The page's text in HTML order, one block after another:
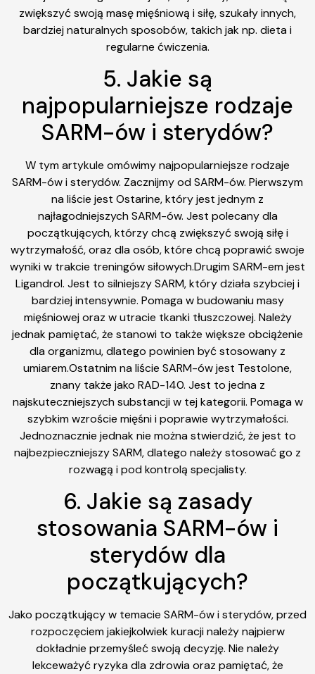
zwiększyć swoją masę mięśniową i siłę, szukały innych,
bardziej naturalnych sposobów, takich jak np. dieta i
regularne ćwiczenia.
5. Jakie są
najpopularniejsze rodzaje
SARM-ów i sterydów?
W tym artykule omówimy najpopularniejsze rodzaje
SARM-ów i sterydów. Zacznijmy od SARM-ów. Pierwszym
na liście jest Ostarine, który jest jednym z
najłagodniejszych SARM-ów. Jest polecany dla
początkujących, którzy chcą zwiększyć swoją siłę i
wytrzymałość, oraz dla osób, które chcą poprawić swoje
wyniki w trakcie treningów siłowych.Drugim SARM-em jest
Ligandrol. Jest to silniejszy SARM, który działa szybciej i
bardziej intensywnie. Pomaga w budowaniu masy
mięśniowej oraz w utracie tkanki tłuszczowej. Należy
jednak pamiętać, że stanowi to także większe obciążenie
dla organizmu, dlatego powinien być stosowany z
umiarem.Ostatnim na liście SARM-ów jest Testolone,
znany także jako RAD-140. Jest to jedna z
najskuteczniejszych substancji w tej kategorii. Pomaga w
szybkim wzroście mięśni i poprawie wytrzymałości.
Jednoznacznie jednak nie można stwierdzić, że jest to
najbezpieczniejszy SARM, dlatego należy stosować go z
rozwagą i pod kontrolą specjalisty.
6. Jakie są zasady
stosowania SARM-ów i
sterydów dla
początkujących?
Jako początkujący w temacie SARM-ów i sterydów, przed
rozpoczęciem jakiejkolwiek kuracji należy najpierw
dokładnie przemyśleć swoją decyzję. Nie należy
lekceważyć ryzyka dla zdrowia oraz pamiętać, że